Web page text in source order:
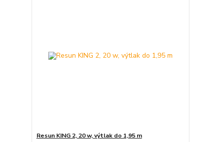
Resun KING 2, 20 w, výtlak do 1,95 m